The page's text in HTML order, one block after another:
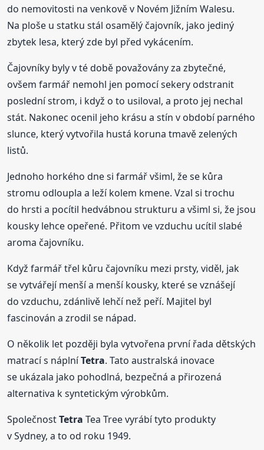
do nemovitosti na venkově v Novém Jižním Walesu.
Na ploše u statku stál osamělý čajovník, jako jediný
zbytek lesa, který zde byl před vykácením.
Čajovníky byly v té době považovány za zbytečné,
ovšem farmář nemohl jen pomocí sekery odstranit
poslední strom, i když o to usiloval, a proto jej nechal
stát. Nakonec ocenil jeho krásu a stín v období parného
slunce, který vytvořila hustá koruna tmavě zelených
listů.
Jednoho horkého dne si farmář všiml, že se kůra
stromu odloupla a leží kolem kmene. Vzal si trochu
do hrsti a pocítil hedvábnou strukturu a všiml si, že jsou
kousky lehce opeřené. Přitom ve vzduchu ucítil slabé
aroma čajovníku.
Když farmář třel kůru čajovníku mezi prsty, viděl, jak
se vytvářejí menší a menší kousky, které se vznášejí
do vzduchu, zdánlivě lehčí než peří. Majitel byl
fascinován a zrodil se nápad.
O několik let později byla vytvořena první řada dětských
matrací s náplníTetra. Tato australská inovace
se ukázala jako pohodlná, bezpečná a přirozená
alternativa k syntetickým výrobkům.
SpolečnostTetra Tea Tree vyrábí tyto produkty
v Sydney, a to od roku 1949.